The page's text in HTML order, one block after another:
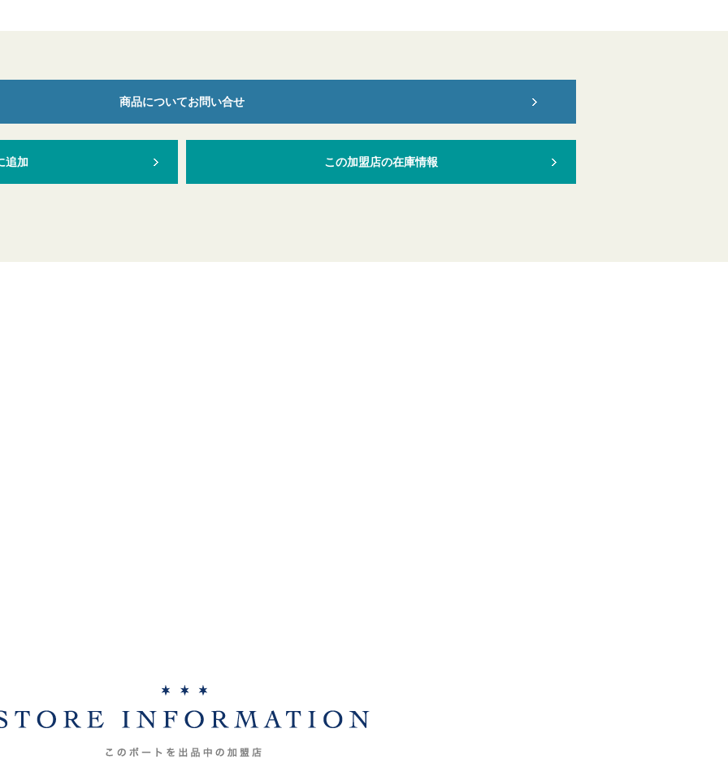
商品についてお問い合せ
追加 この加盟店の在庫情報